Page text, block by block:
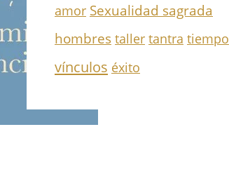
amor Sexualidad sagrada
hombres taller tantra tiempo
vínculos éxito